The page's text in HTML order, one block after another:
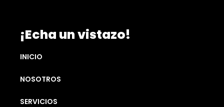
¡Echa un vistazo!
INICIO
NOSOTROS
SERVICIOS